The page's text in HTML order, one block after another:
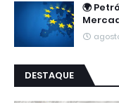
🌍
DESTAQUE